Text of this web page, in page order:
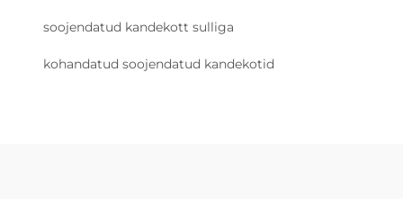
soojendatud kandekott sulliga
kohandatud soojendatud kandekotid